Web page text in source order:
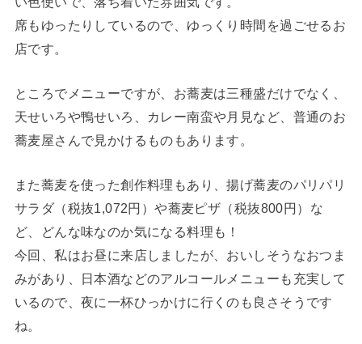
席もゆったりしているので、ゆっくり時間を過ごせるお
店です。
ところでメニューですが、お蕎麦は三種盛だけでなく、
天せいろや鴨せいろ、カレー南蛮や月見など、普通のお
蕎麦屋さんで見かけるものもあります。
また蕎麦を使った創作料理もあり、揚げ蕎麦のパリパリ
サラダ（税抜1,072円）や蕎麦ピザ（税抜800円）な
ど、どんな味なのか気になる料理も！
今回、私はお昼に来店しましたが、おいしそうなおつま
みがあり、日本酒などのアルコールメニューも充実して
いるので、夜に一杯ひっかけに行くのも良さそうです
ね。